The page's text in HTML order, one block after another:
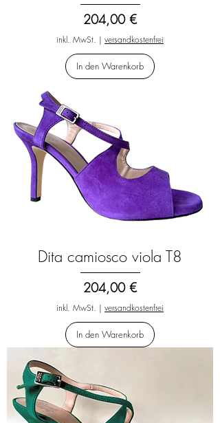
Preis
204,00 €
inkl. MwSt. | versandkostenfrei
In den Warenkorb
Dita camiosco viola T8
Preis
204,00 €
inkl. MwSt. | versandkostenfrei
In den Warenkorb